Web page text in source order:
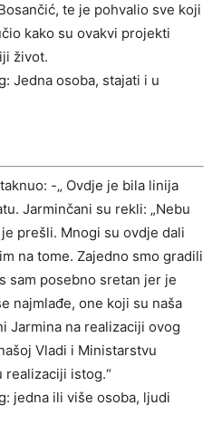
te je pohvalio sve koji
kako su ovakvi projekti
život.
-„ Ovdje je bila linija
Jarminčani su rekli: „Nebu
prešli. Mnogi su ovdje dali
na tome. Zajedno smo gradili
sam posebno sretan jer je
najmlađe, one koji su naša
Jarmina na realizaciji ovog
Vladi i Ministarstvu
istog.“